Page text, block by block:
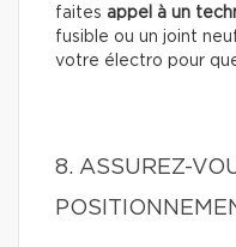
faites appel à un
fusible ou un joint
votre électro pour
8. ASSUREZ-